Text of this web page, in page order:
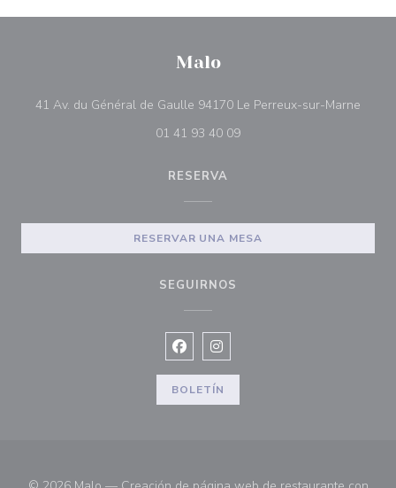
Malo
41 Av. du Général de Gaulle 94170 Le Perreux-sur-Marne
01 41 93 40 09
RESERVA
RESERVAR UNA MESA
SEGUIRNOS
Facebook ((abre en una nueva
Instagram ((abre en una
BOLETÍN